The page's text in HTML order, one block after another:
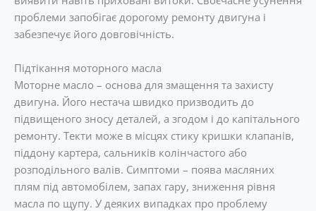
проблеми запобігає дорогому ремонту двигуна і
забезпечує його довговічність.
Підтікання моторного масла
Моторне масло – основа для змащення та захисту
двигуна. Його нестача швидко призводить до
підвищеного зносу деталей, а згодом і до капітального
ремонту. Текти може в місцях стику кришки клапанів,
піддону картера, сальників колінчастого або
розподільного валів. Симптоми – поява масляних
плям під автомобілем, запах гару, зниження рівня
масла по щупу. У деяких випадках про проблему